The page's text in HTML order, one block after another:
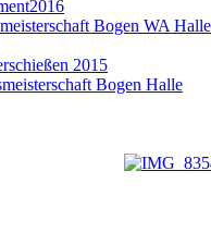
Bogen WA Halle
2015
Bogen Halle